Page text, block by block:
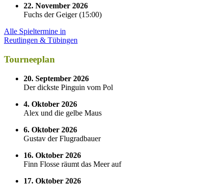
22. November 2026
Fuchs der Geiger(15:00)
Alle Spieltermine in
Reutlingen & Tübingen
Tourneeplan
20. September 2026
Der dickste Pinguin vom Pol
4. Oktober 2026
Alex und die gelbe Maus
6. Oktober 2026
Gustav der Flugradbauer
16. Oktober 2026
Finn Flosse räumt das Meer auf
17. Oktober 2026